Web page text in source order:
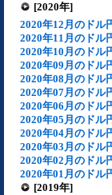
[2020年]
2020年12月のドル
2020年11月のドル
2020年10月のドル
2020年09月のドル
2020年08月のドル
2020年07月のドル
2020年06月のドル
2020年05月のドル
2020年04月のドル
2020年03月のドル
2020年02月のドル
2020年01月のドル
[2019年]